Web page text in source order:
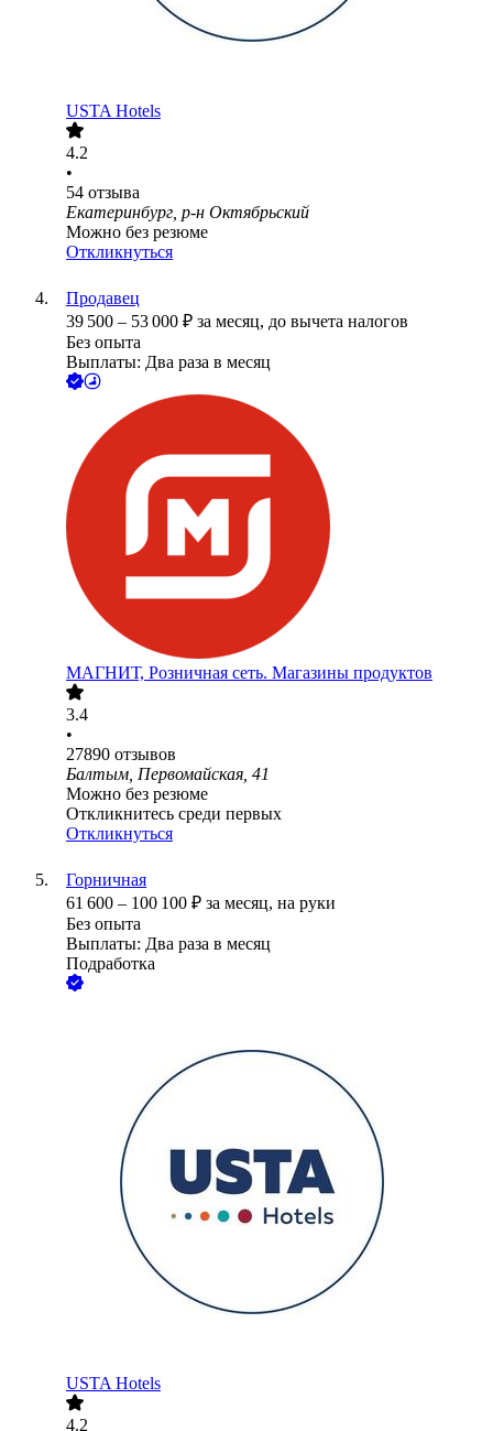
USTA Hotels
4.2
•
54 отзыва
Екатеринбург, р-н Октябрьский
Можно без резюме
Откликнуться
Продавец
39 500 – 53 000 ₽ за месяц, до вычета налогов
Без опыта
Выплаты: Два раза в месяц
МАГНИТ, Розничная сеть. Магазины продуктов
3.4
•
27890 отзывов
Балтым, Первомайская, 41
Можно без резюме
Откликнитесь среди первых
Откликнуться
Горничная
61 600 – 100 100 ₽ за месяц, на руки
Без опыта
Выплаты: Два раза в месяц
Подработка
USTA Hotels
4.2